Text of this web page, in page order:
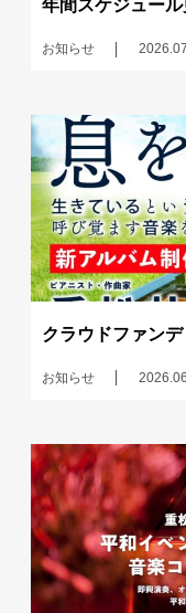
年間スケジュール
お知らせ
クラウドファン
お知らせ